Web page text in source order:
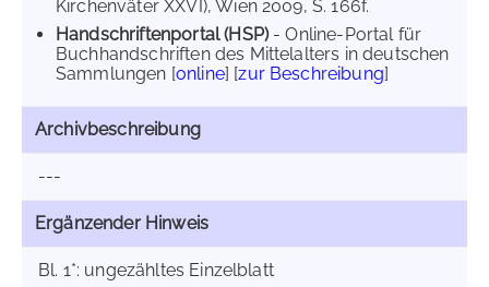
Kirchenväter XXVI), Wien 2009, S. 166f.
Handschriftenportal (HSP)- Online-Portal für
Buchhandschriften des Mittelalters in deutschen
Sammlungen [online] [zur Beschreibung]
Archivbeschreibung
---
Ergänzender Hinweis
Bl. 1*: ungezähltes Einzelblatt